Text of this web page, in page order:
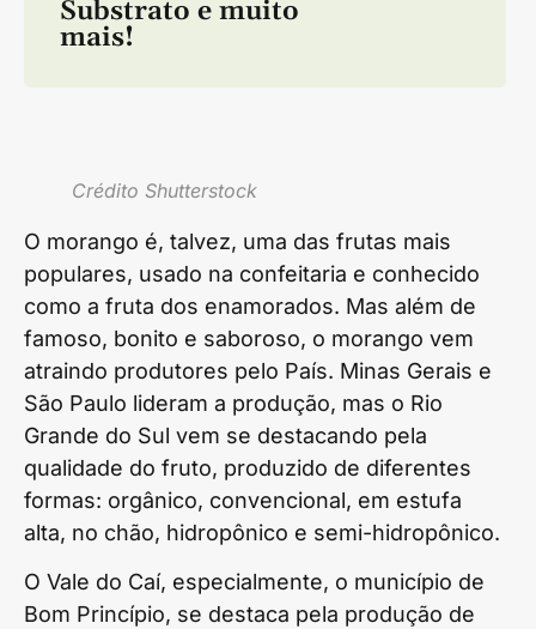
Substrato e muito
mais!
Crédito Shutterstock
O morango é, talvez, uma das frutas mais
populares, usado na confeitaria e conhecido
como a fruta dos enamorados. Mas além de
famoso, bonito e saboroso, o morango vem
atraindo produtores pelo País. Minas Gerais e
São Paulo lideram a produção, mas o Rio
Grande do Sul vem se destacando pela
qualidade do fruto, produzido de diferentes
formas: orgânico, convencional, em estufa
alta, no chão, hidropônico e semi-hidropônico.
O Vale do Caí, especialmente, o município de
Bom Princípio, se destaca pela produção de